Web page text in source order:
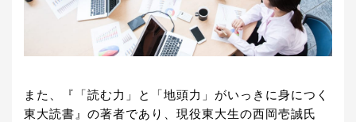
また、『「読む力」と「地頭力」がいっきに身につく
東大読書』の著者であり、現役東大生の西岡壱誠氏